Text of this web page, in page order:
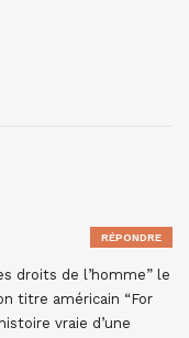
droits de l’homme” le
titre américain “For
vraie d’une
RÉPONDRE